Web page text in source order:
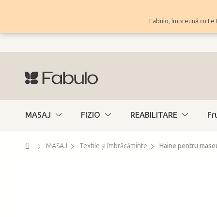
Fabulo, împreună cu
MASAJ FIZIO REABILITARE
AcasăMASAJ Textile și îmbrăcăminte Haine pentru